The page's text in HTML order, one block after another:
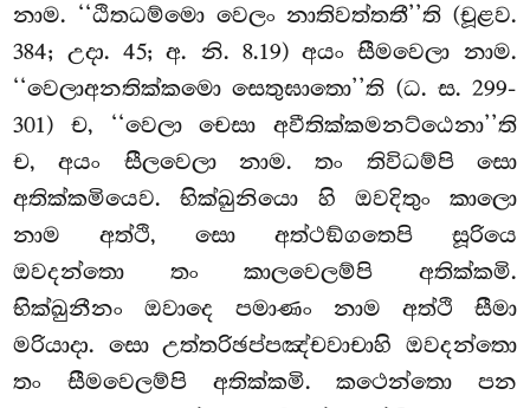
නාම. ‘‘ඨිතධම්මො වෙලං නාතිවත්තතී’’ති (චූළව.
384; උදා. 45; අ. නි. 8.19) අයං සීමවෙලා නාම.
‘‘වෙලාඅනතික්කමො සෙතුඝාතො’’ති (ධ. ස. 299-
301) ච, ‘‘වෙලා චෙසා අවීතික්කමනට්ඨෙනා’’ති
ච, අයං සීලවෙලා නාම. තං තිවිධම්පි සො
අතික්කමියෙව. භික්ඛුනියො හි ඔවදිතුං කාලො
නාම අත්ථි, සො අත්ථඞ්ගතෙපි සූරියෙ
ඔවදන්තො තං කාලවෙලම්පි අතික්කමි.
භික්ඛුනීනං ඔවාදෙ පමාණං නාම අත්ථි සීමා
මරියාදා. සො උත්තරිඡප්පඤ්චවාචාහි ඔවදන්තො
තං සීමවෙලම්පි අතික්කමි. කථෙන්තො පන